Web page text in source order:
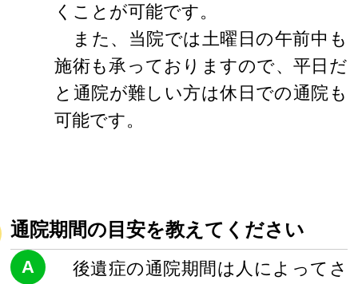
くことが可能です。
また、当院では土曜日の午前中も
施術も承っておりますので、平日だ
と通院が難しい方は休日での通院も
可能です。
通院期間の目安を教えてください
A
後遺症の通院期間は人によってさ